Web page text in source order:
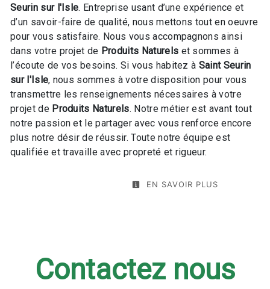
Seurin sur l'Isle. Entreprise usant d’une expérience et
d’un savoir-faire de qualité, nous mettons tout en oeuvre
pour vous satisfaire. Nous vous accompagnons ainsi
dans votre projet de Produits Naturels et sommes à
l’écoute de vos besoins. Si vous habitez à Saint Seurin
sur l'Isle, nous sommes à votre disposition pour vous
transmettre les renseignements nécessaires à votre
projet de Produits Naturels. Notre métier est avant tout
notre passion et le partager avec vous renforce encore
plus notre désir de réussir. Toute notre équipe est
qualifiée et travaille avec propreté et rigueur.
EN SAVOIR PLUS
Contactez nous